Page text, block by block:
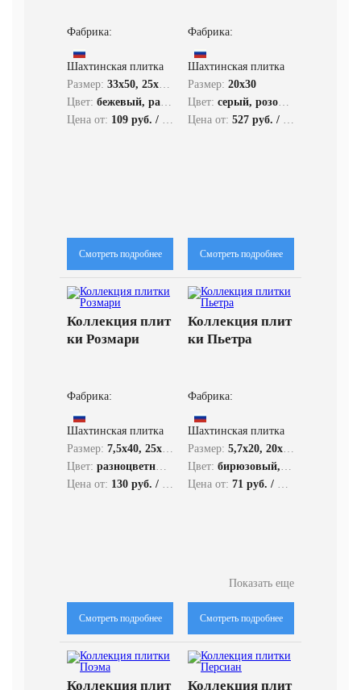
Фабрика:
Шахтинская плитка
Размер: 33x50, 25x33, 6,5x25, 33x33
Цвет: бежевый, разноцветный, фиолетовый, коричневый, синий
Цена от: 109 руб. / кв.м.
Смотреть подробнее
Фабрика:
Шахтинская плитка
Размер: 20x30
Цвет: серый, розовый, разноцветный
Цена от: 527 руб. / кв.м.
Смотреть подробнее
Коллекция плит
ки Розмари
Фабрика:
Шахтинская плитка
Размер: 7,5x40, 25x40, 45x45
Цвет: разноцветный, бежевый, кремовый
Цена от: 130 руб. / кв.м.
Смотреть подробнее
Коллекция плит
ки Пьетра
Фабрика:
Шахтинская плитка
Размер: 5,7x20, 20x30, 2,8x20
Цвет: бирюзовый, зеленый, кремовый, коричневый
Цена от: 71 руб. / кв.м.
Показать еще
Смотреть подробнее
Коллекция плит Коллекция плит